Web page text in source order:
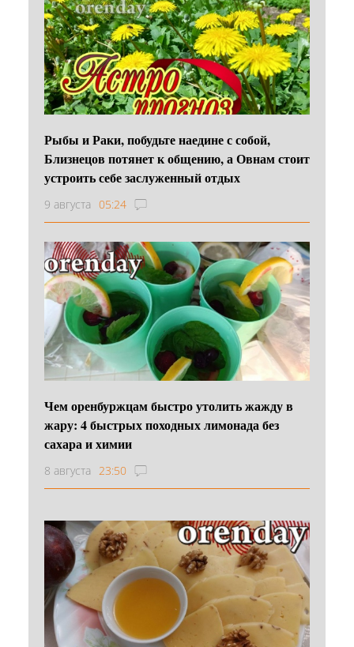
Рыбы и Раки, побудьте наедине с собой,
Близнецов потянет к общению, а Овнам стоит
устроить себе заслуженный отдых
9 августа 05:24
Чем оренбуржцам быстро утолить жажду в
жару: 4 быстрых походных лимонада без
сахара и химии
8 августа 23:50